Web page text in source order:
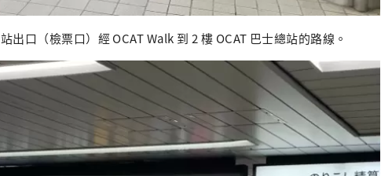
出口（檢票口）經 OCAT Walk 到 2 樓 OCAT 巴士總站的路線。